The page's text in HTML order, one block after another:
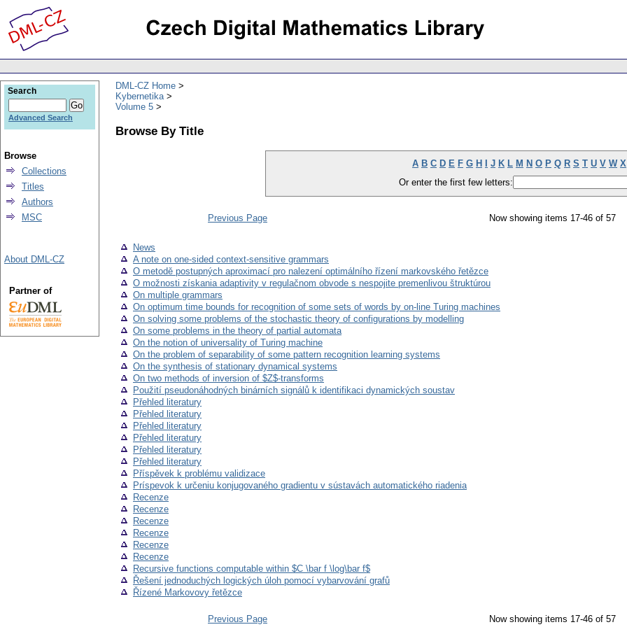
DML-CZ Home
Kybernetika
Volume 5
Browse By Title
A B C D E F G H J K L M N O P Q R S T U V W X
Or enter the first few letters:
Previous Page Now showing items 17-46 of 57
News
A note on one-sided context-sensitive grammars
O metodě postupných aproximací pro nalezení optimálního řízení markovského řetězce
O možnosti získania adaptivity v regulačnom obvode s nespojite premenlivou štruktúrou
On multiple grammars
On optimum time bounds for recognition of some sets of words by on-line Turing machines
On solving some problems of the stochastic theory of configurations by modelling
On some problems in the theory of partial automata
On the notion of universality of Turing machine
On the problem of separability of some pattern recognition learning systems
On the synthesis of stationary dynamical systems
On two methods of inversion of $Z$-transforms
Použití pseudonáhodných binárních signálů k identifikaci dynamických soustav
Přehled literatury
Přehled literatury
Přehled literatury
Přehled literatury
Přehled literatury
Přehled literatury
Příspěvek k problému validizace
Príspevok k určeniu konjugovaného gradientu v sústavách automatického riadenia
Recenze
Recenze
Recenze
Recenze
Recenze
Recenze
Recursive functions computable within $C \bar f \log\bar f$
Řešení jednoduchých logických úloh pomocí vybarvování grafů
Řízené Markovovy řetězce
Previous Page Now showing items 17-46 of 57
Search
Advanced Search
Browse
Collections
Titles
Authors
MSC
About DML-CZ
Partner of